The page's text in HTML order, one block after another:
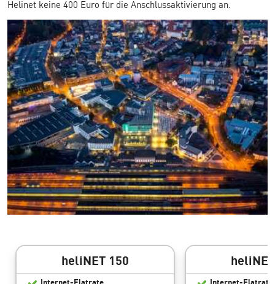
Helinet keine 400 Euro für die Anschlussaktivierung an.
heliNET 150